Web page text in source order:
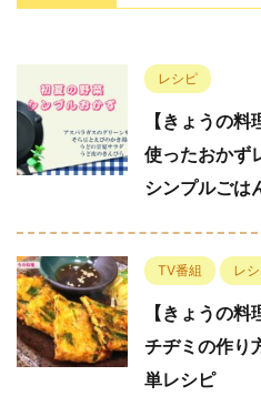
レシピ
【きょうの
使ったおかず
シンプルごは
TV番組 レ
【きょうの
チヂミの作り
単レシピ